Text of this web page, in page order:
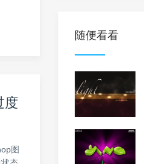
度
图
随便看看